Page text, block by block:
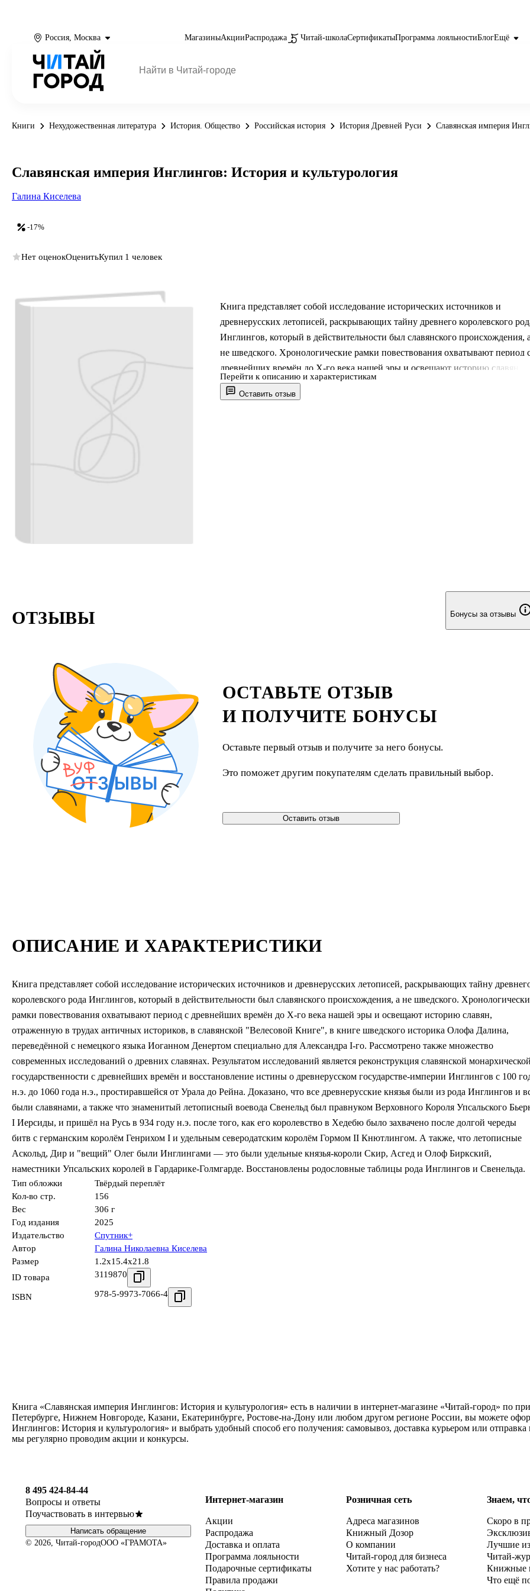
Россия, Москва МагазиныАкцииРаспродажа Читай-школаСертификатыПрограмма лояльностиБлогЕщё
Книги Нехудожественная литература История. Общество Российская история История Древней Руси Славянская империя
Оставить отзыв
Книга представляет собой исследование исторических источников и
древнерусских летописей, раскрывающих тайну древнего королевского
Инглингов, который в действительности был славянского происхождения,
не шведского. Хронологические рамки повествования охватывают период
древнейших времён до X-го века нашей эры и освещают историю славян,
отраженную в трудах античных историков, в славянской "Велесовой
в книге шведского историка Олофа Далина, переведённой с немецкого
Перейти к описанию и характеристикам
-17%
Славянская империя Инглингов: История и культурология
Галина Киселева
Нет оценокОценитьКупил 1 человек
ОПИСАНИЕ И ХАРАКТЕРИСТИКИ
Книга представляет собой исследование исторических источников и древнерусских летописей, раскрывающих тайну
королевского рода Инглингов, который в действительности был славянского происхождения, а не шведского.
рамки повествования охватывают период с древнейших времён до X-го века нашей эры и освещают историю славян,
отраженную в трудах античных историков, в славянской "Велесовой Книге", в книге шведского историка Олофа Далина,
переведённой с немецкого языка Иоганном Денертом специально для Александра I-го. Рассмотрено также множество
современных исследований о древних славянах. Результатом исследований является реконструкция славянской
государственности с древнейших времён и восстановление истины о древнерусском государстве-империи Инглингов с 100
н.э. до 1060 года н.э., простиравшейся от Урала до Рейна. Доказано, что все древнерусские князья были из рода Инглингов и
были славянами, а также что знаменитый летописный воевода Свенельд был правнуком Верховного Короля Упсальского
I Иерсиды, и пришёл на Русь в 934 году н.э. после того, как его королевство в Хедебю было захвачено после долгой череды
битв с германским королём Генрихом I и удельным северодатским королём Гормом II Кнютлингом. А также, что летописные
Аскольд, Дир и "вещий" Олег были Инглингами — это были удельные князья-короли Скир, Асгед и Олоф Биркский,
наместники Упсальских королей в Гардарике-Голмгарде. Восстановлены родословные таблицы рода Инглингов и Свенельда.
Тип обложки
Твёрдый переплёт
Кол-во стр.
156
Вес
306 г
Год издания
2025
Издательство
Спутник+
Автор
Галина Николаевна Киселева
Размер
1.2x15.4x21.8
ID товара
3119870
ISBN 978-5-9973-7066-4
ОТЗЫВЫ Бонусы за отзывы
ОСТАВЬТЕ ОТЗЫВ
И ПОЛУЧИТЕ БОНУСЫ
Оставьте первый отзыв и получите за него бонусы.
Это поможет другим покупателям сделать правильный выбор.
Оставить отзыв
Книга «Славянская империя Инглингов: История и культурология» есть в наличии в интернет-магазине «Читай-город» по
Петербурге, Нижнем Новгороде, Казани, Екатеринбурге, Ростове-на-Дону или любом другом регионе России, вы можете
Инглингов: История и культурология» и выбрать удобный способ его получения: самовывоз, доставка курьером или
мы регулярно проводим акции и конкурсы.
8 495 424-84-44
Вопросы и ответы
Поучаствовать в интервью
Написать обращение
© 2026, Читай-городООО «ГРАМОТА»
Интернет-магазин
Акции
Распродажа
Доставка и оплата
Программа лояльности
Подарочные сертификаты
Правила продажи
Розничная сеть
Адреса магазинов
Книжный Дозор
О компании
Читай-город для бизнеса
Хотите у нас работать?
Знаем,
Скоро в
Лучшие
Читай-
Книжные
Что ещё